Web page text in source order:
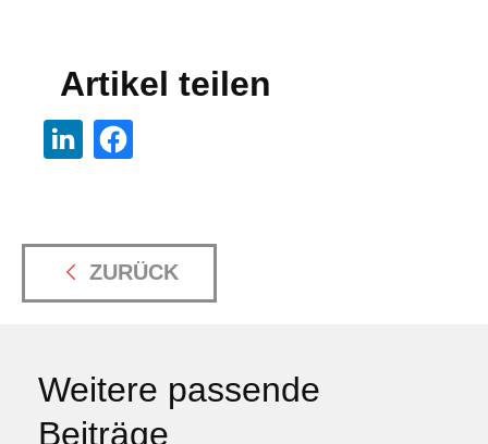
Artikel teilen
ZURÜCK
Weitere passende
Beiträge